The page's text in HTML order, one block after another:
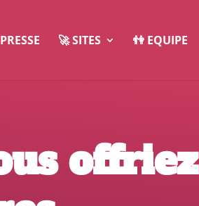
🚀 SITES 👫 EQUIPE
offriez